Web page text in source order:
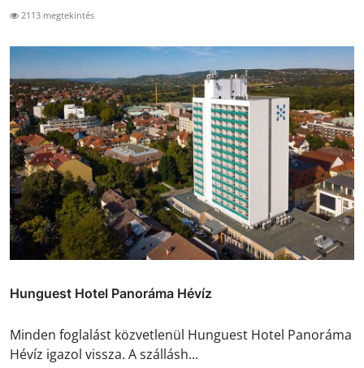
2113 megtekintés
Hunguest Hotel Panoráma Hévíz
Minden foglalást közvetlenül Hunguest Hotel Panoráma
Hévíz igazol vissza. A szállásh...